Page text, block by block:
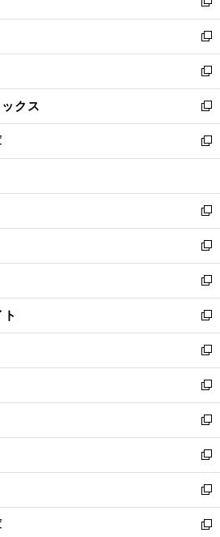
開
く
ウ
で
開
く
ィ
ン
ド
ウ
で
開
く
い
ウ
ィ
ン
ド
ウ
で
開
く
新
し
い
ウ
ィ
ン
ド
ウ
で
開
新
し
い
ウ
ィ
ン
ド
ウ
開
く
新
し
い
ウ
ィ
ン
ウ
で
開
く
クス
新
し
い
ウ
ン
ド
ウ
で
開
く
新
し
ウ
ィ
ン
ド
ウ
で
開
く
新
し
い
ウ
ィ
ン
ド
ウ
で
開
く
新
し
い
ウ
ィ
ン
ド
ウ
で
開
く
新
し
い
ウ
ィ
ン
ド
ウ
で
開
く
新
し
い
ウ
ィ
ン
ド
ウ
で
開
く
新
し
い
ウ
ィ
ン
ド
ウ
で
開
く
新
し
い
ウ
ィ
ン
ド
ウ
で
新
し
い
ウ
ィ
ン
ド
新
し
い
ウ
ィ
新
し
い
新